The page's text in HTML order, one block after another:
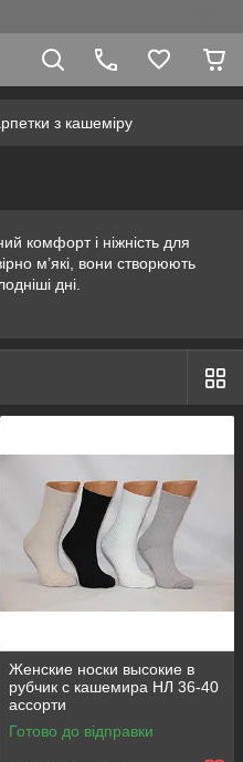
з кашеміру
комфорт і ніжність для
м’які, вони створюють
дні.
Женские носки высокие в
рубчик с кашемира НЛ 36-40
ассорти
Готово до відправки